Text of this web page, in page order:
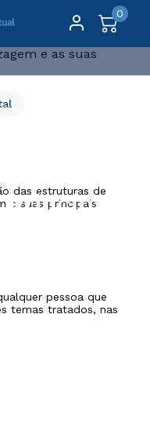
0
e as suas
de
as suas
das estruturas de
e suas principais
pessoa que
temas tratados, nas